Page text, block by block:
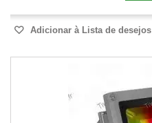
Adicionar à Lista de desejos